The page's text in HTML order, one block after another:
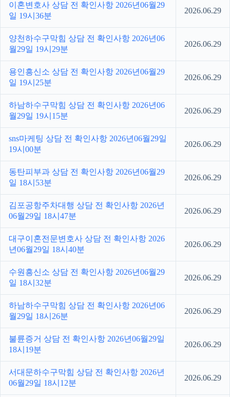
이혼변호사 상담 전 확인사항 2026년06월29
일 19시36분
2026.06.29
양천하수구막힘 상담 전 확인사항 2026년06
월29일 19시29분
2026.06.29
용인흥신소 상담 전 확인사항 2026년06월29
일 19시25분
2026.06.29
하남하수구막힘 상담 전 확인사항 2026년06
월29일 19시15분
2026.06.29
sns마케팅 상담 전 확인사항 2026년06월29일
19시00분
2026.06.29
동탄피부과 상담 전 확인사항 2026년06월29
일 18시53분
2026.06.29
김포공항주차대행 상담 전 확인사항 2026년
06월29일 18시47분
2026.06.29
대구이혼전문변호사 상담 전 확인사항 2026
년06월29일 18시40분
2026.06.29
수원흥신소 상담 전 확인사항 2026년06월29
일 18시32분
2026.06.29
하남하수구막힘 상담 전 확인사항 2026년06
월29일 18시26분
2026.06.29
불륜증거 상담 전 확인사항 2026년06월29일
18시19분
2026.06.29
서대문하수구막힘 상담 전 확인사항 2026년
06월29일 18시12분
2026.06.29